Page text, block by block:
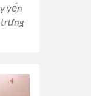
yến
trưng